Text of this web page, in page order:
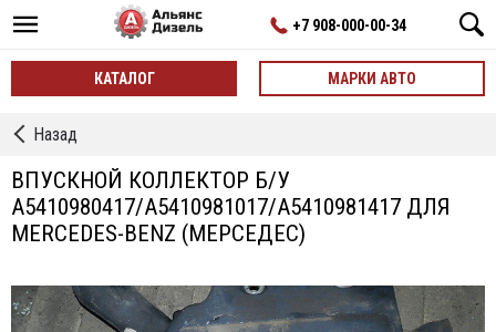
+7 908-000-00-34
КАТАЛОГ МАРКИ АВТО
←
Коллекторы
Назад
ВПУСКНОЙ КОЛЛЕКТОР Б/У
A5410980417/A5410981017/A5410981417 ДЛЯ
MERCEDES-BENZ (МЕРСЕДЕС)